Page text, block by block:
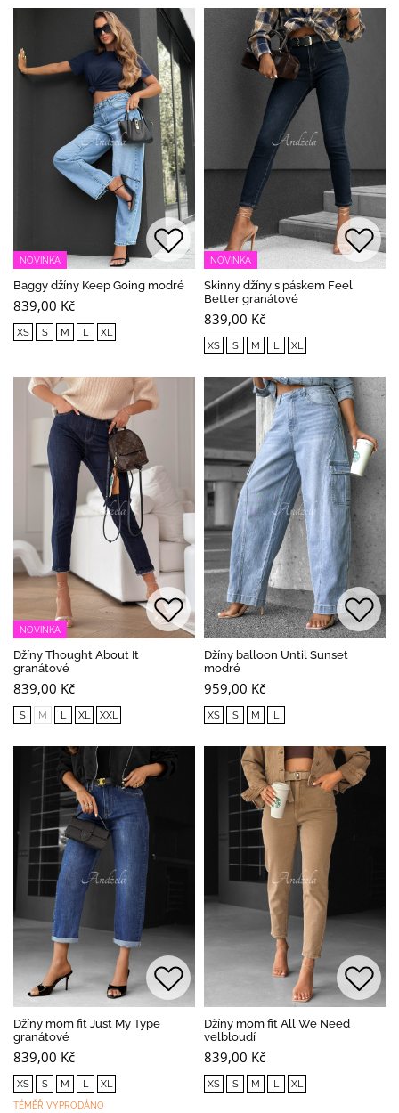
NOVINKA
Baggy džíny Keep Going modré
839,00 Kč
XS S M L XL
NOVINKA
Skinny džíny s páskem Feel
Better granátové
839,00 Kč
XS S M L XL
NOVINKA
Džíny Thought About It
granátové
839,00 Kč
S M L XL XXL
Džíny balloon Until Sunset
modré
959,00 Kč
XS S M L
Džíny mom fit Just My Type
granátové
839,00 Kč
XS S M L XL
TÉMĚŘ VYPRODÁNO
Džíny mom fit All We Need
velbloudí
839,00 Kč
XS S M L XL